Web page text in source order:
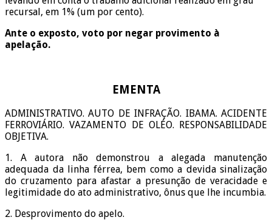
recursal, em 1% (um por cento).
Ante o exposto, voto por negar provimento à
apelação.
EMENTA
ADMINISTRATIVO. AUTO DE INFRAÇÃO. IBAMA. ACIDENTE
FERROVIÁRIO. VAZAMENTO DE OLÉO. RESPONSABILIDADE
OBJETIVA.
1. A autora não demonstrou a alegada manutenção
adequada da linha férrea, bem como a devida sinalização
do cruzamento para afastar a presunção de veracidade e
legitimidade do ato administrativo, ônus que lhe incumbia.
2. Desprovimento do apelo.